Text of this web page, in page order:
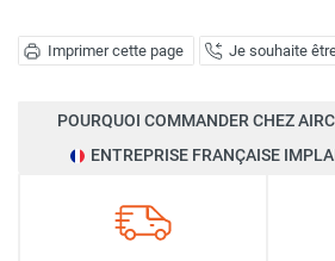
Imprimer cette page Je souhaite
POURQUOI COMMANDER CHEZ
ENTREPRISE FRANÇAISE